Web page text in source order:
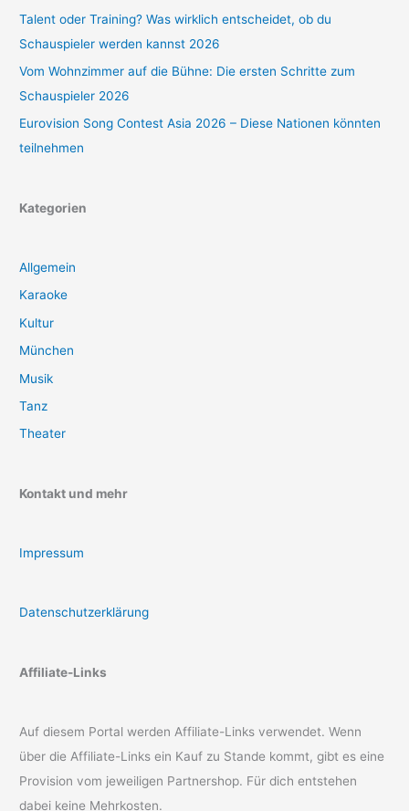
Talent oder Training? Was wirklich entscheidet, ob du
Schauspieler werden kannst 2026
Vom Wohnzimmer auf die Bühne: Die ersten Schritte zum
Schauspieler 2026
Eurovision Song Contest Asia 2026 – Diese Nationen könnten
teilnehmen
Kategorien
Allgemein
Karaoke
Kultur
München
Musik
Tanz
Theater
Kontakt und mehr
Impressum
Datenschutzerklärung
Affiliate-Links
Auf diesem Portal werden Affiliate-Links verwendet. Wenn
über die Affiliate-Links ein Kauf zu Stande kommt, gibt es eine
Provision vom jeweiligen Partnershop. Für dich entstehen
dabei keine Mehrkosten.